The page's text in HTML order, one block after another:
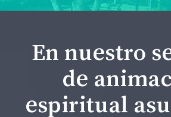
En nuestro
de
espiritual